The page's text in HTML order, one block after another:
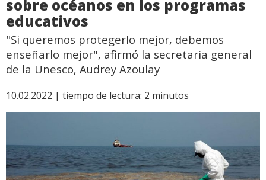
sobre océanos en los programas
educativos
"Si queremos protegerlo mejor, debemos
enseñarlo mejor", afirmó la secretaria general
de la Unesco, Audrey Azoulay
10.02.2022 | tiempo de lectura: 2 minutos